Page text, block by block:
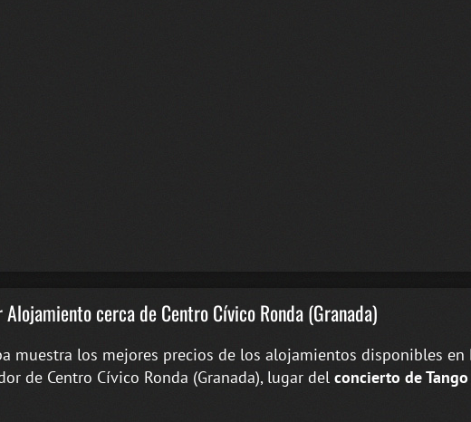
Alojamiento cerca de Centro Cívico Ronda (Granada)
muestra los mejores precios de los alojamientos disponibles
de Centro Cívico Ronda (Granada), lugar del concierto de Tango